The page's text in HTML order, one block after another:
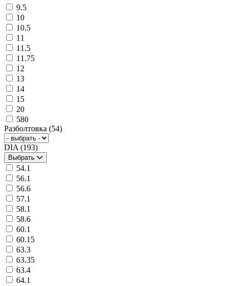
9.5
10
10.5
11
11.5
11.75
12
13
14
15
20
580
Разболтовка (54)
DIA (193)
Выбрать
54.1
56.1
56.6
57.1
58.1
58.6
60.1
60.15
63.3
63.35
63.4
64.1